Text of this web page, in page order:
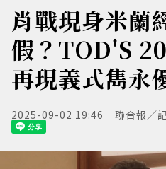
肖戰現身米蘭
假？TOD'S
再現義式雋永
2025-09-02 19:46 聯合報／